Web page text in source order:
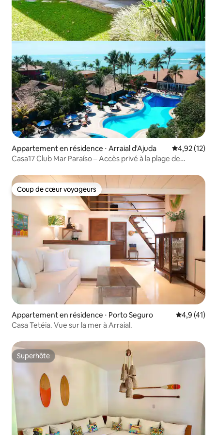
Appartement en résidence ⋅ Arraial d'Ajuda Évaluation
4,92 (12)
Casa17 Club Mar Paraíso – Accès privé à la plage de
Coup de cœur voyageurs
Coup de cœur voyageurs
Appartement en résidence ⋅ Porto Seguro Évaluation
4,9 (41)
Casa Tetéia. Vue sur la mer à Arraial.
Superhôte
Superhôte